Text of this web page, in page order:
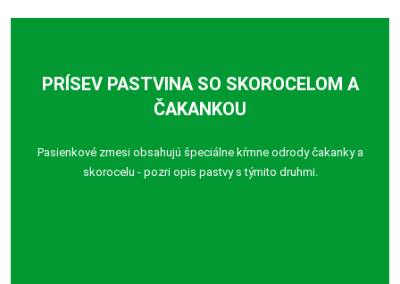
PRÍSEV PASTVINA SO SKOROCELOM A
ČAKANKOU
Pasienkové zmesi obsahujú špeciálne kŕmne odrody čakanky a
skorocelu - pozri opis pastvy s týmito druhmi.